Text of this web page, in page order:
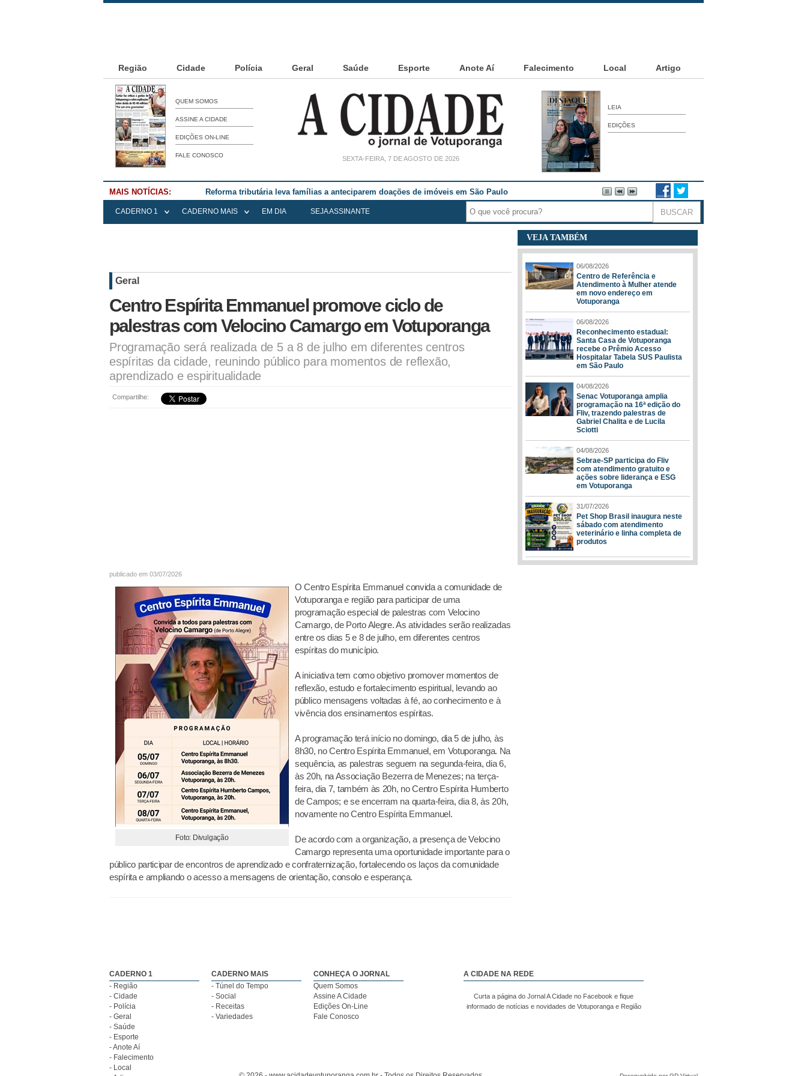
Região Cidade Polícia Geral Saúde Esporte Anote Aí Falecimento Local Artigo
QUEM SOMOS
ASSINE A CIDADE
EDIÇÕES ON-LINE
FALE CONOSCO SEXTA-FEIRA, 7 DE AGOSTO DE 2026
LEIA
EDIÇÕES
MAIS NOTÍCIAS: Falece Elena Menoia Cesarin
CADERNO 1 CADERNO MAIS EM DIA SEJA ASSINANTE
Geral
Centro Espírita Emmanuel promove ciclo de
palestras com Velocino Camargo em Votuporanga
Programação será realizada de 5 a 8 de julho em diferentes centros
espíritas da cidade, reunindo público para momentos de reflexão,
aprendizado e espiritualidade
Compartilhe:
publicado em 03/07/2026
Foto: Divulgação
O Centro Espírita Emmanuel convida a comunidade de
Votuporanga e região para participar de uma
programação especial de palestras com Velocino
Camargo, de Porto Alegre. As atividades serão realizadas
entre os dias 5 e 8 de julho, em diferentes centros
espíritas do município.
A iniciativa tem como objetivo promover momentos de
reflexão, estudo e fortalecimento espiritual, levando ao
público mensagens voltadas à fé, ao conhecimento e à
vivência dos ensinamentos espíritas.
A programação terá início no domingo, dia 5 de julho, às
8h30, no Centro Espírita Emmanuel, em Votuporanga. Na
sequência, as palestras seguem na segunda-feira, dia 6,
às 20h, na Associação Bezerra de Menezes; na terça-
feira, dia 7, também às 20h, no Centro Espírita Humberto
de Campos; e se encerram na quarta-feira, dia 8, às 20h,
novamente no Centro Espírita Emmanuel.
De acordo com a organização, a presença de Velocino
Camargo representa uma oportunidade importante para o
público participar de encontros de aprendizado e confraternização, fortalecendo os laços da comunidade
espírita e ampliando o acesso a mensagens de orientação, consolo e esperança.
VEJA TAMBÉM
06/08/2026
Centro de Referência e
Atendimento à Mulher atende
em novo endereço em
Votuporanga
06/08/2026
Reconhecimento estadual:
Santa Casa de Votuporanga
recebe o Prêmio Acesso
Hospitalar Tabela SUS Paulista
em São Paulo
04/08/2026
Senac Votuporanga amplia
programação na 16ª edição do
Fliv, trazendo palestras de
Gabriel Chalita e de Lucila
Sciotti
04/08/2026
Sebrae-SP participa do Fliv
com atendimento gratuito e
ações sobre liderança e ESG
em Votuporanga
31/07/2026
Pet Shop Brasil inaugura neste
sábado com atendimento
veterinário e linha completa de
produtos
CADERNO 1
- Região
- Cidade
- Polícia
- Geral
- Saúde
- Esporte
- Anote Aí
- Falecimento
- Local
CADERNO MAIS
- Túnel do Tempo
- Social
- Receitas
- Variedades
CONHEÇA O JORNAL
Quem Somos
Assine A Cidade
Edições On-Line
Fale Conosco
A CIDADE NA REDE
Curta a página do Jornal A Cidade no Facebook e fique
informado de notícias e novidades de Votuporanga e Região